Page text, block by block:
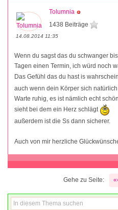
Tolumnia
1438 Beiträge
14.08.2014 11:35
Wenn du sagst das du schwanger
Tagen einen Termin, ich würd noch
Das Gefühl das du hast is
auch wenn dein Körper sich natürlich
Warte ruhig, es ist nämlich echt
sieht bei dem ein Herz schlägt
außerdem ist die Ss dann sicherer.
Auch von mir herzliche
Gehe zu Seite: